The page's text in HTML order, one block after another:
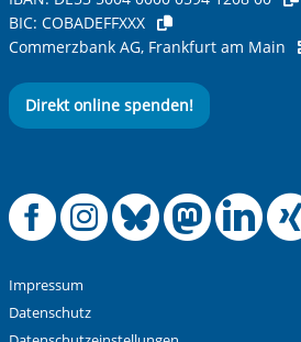
unterschiedlichen Interessen in
zusammen. Nächste Termine:
10.6.2026 / 24.6.2026 / 8.7.2026
Uhr
BIC: COBADEFFXXX
Commerzbank AG, Frankfurt am Main
Direkt online spenden!
Offizielle
Impressum
Datenschutz